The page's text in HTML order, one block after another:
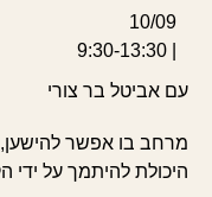
10/09
עם אביטל בר צורי
מרחב בו אפשר להישען,
היכולת להיתמך על